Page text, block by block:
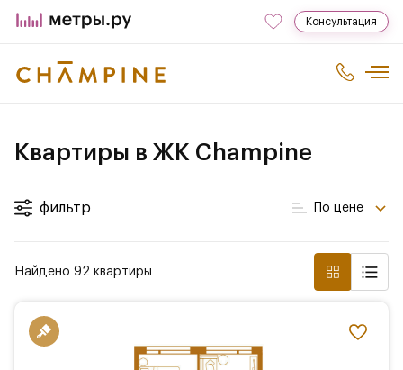
Консультация
Квартиры в ЖК Champine
фильтр По цене
Найдено 92 квартиры